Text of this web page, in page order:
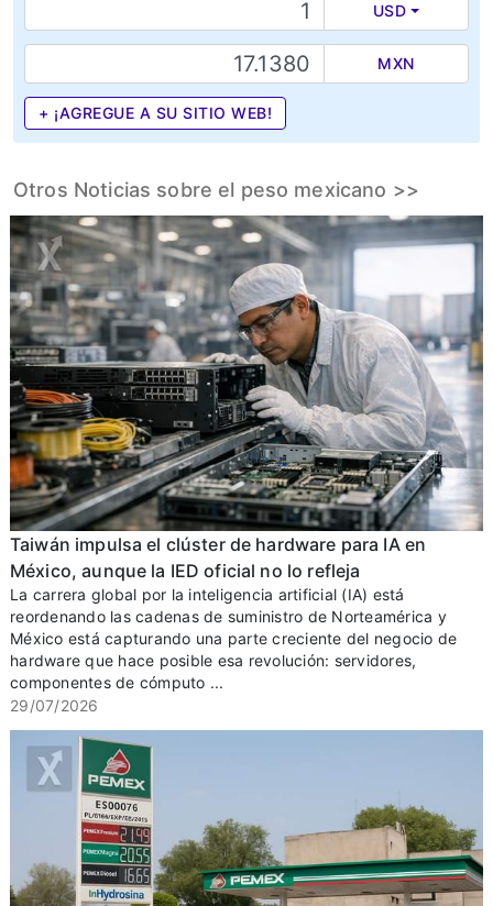
USD
MXN
+ ¡AGREGUE A SU SITIO WEB!
Otros Noticias sobre el peso mexicano >>
Taiwán impulsa el clúster de hardware para IA en
México, aunque la IED oficial no lo refleja
La carrera global por la inteligencia artificial (IA) está
reordenando las cadenas de suministro de Norteamérica y
México está capturando una parte creciente del negocio de
hardware que hace posible esa revolución: servidores,
componentes de cómputo ...
29/07/2026